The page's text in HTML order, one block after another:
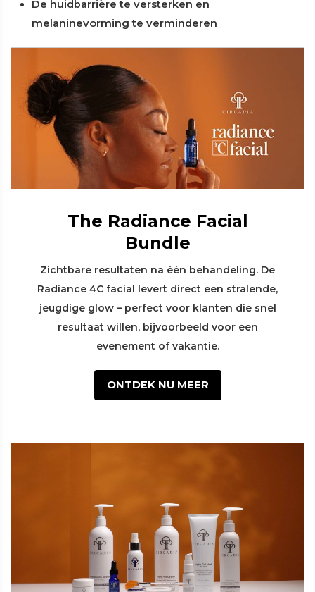
De huidbarrière te versterken en
melaninevorming te verminderen
The Radiance Facial
Bundle
Zichtbare resultaten na één behandeling. De
Radiance 4C facial levert direct een stralende,
jeugdige glow – perfect voor klanten die snel
resultaat willen, bijvoorbeeld voor een
evenement of vakantie.
ONTDEK NU MEER